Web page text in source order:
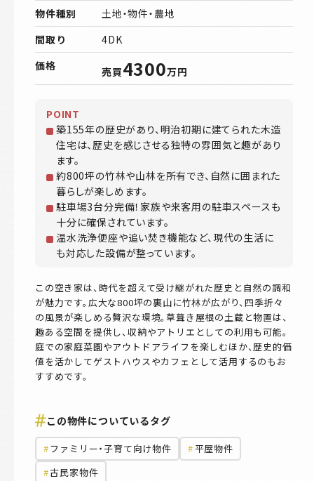
物件種別
土地・物件・農地
間取り
4DK
価格
売買4300万円
POINT
築155年の歴史があり、明治初期に建てられた木造
住宅は、歴史を感じさせる独特の雰囲気と趣があり
ます。
約800坪の竹林や山林を所有でき、自然に囲まれた
暮らしが楽しめます。
駐車場3台分完備！家族や来客用の駐車スペースも
十分に確保されています。
温水洗浄便座や追い焚き機能など、現代の生活に
も対応した設備が整っています。
この空き家は、時代を超えて受け継がれた歴史と自然の調和
が魅力です。広大な800坪の裏山に竹林が広がり、四季折々
の風景が楽しめる贅沢な環境。草葺き屋根の土蔵と物置は、
趣ある空間を提供し、収納やアトリエとしての利用も可能。
庭での家庭菜園やアウトドアライフを楽しむほか、歴史的価
値を活かしてゲストハウスやカフェとして活用するのもお
すすめです。
この物件についているタグ
ファミリー・子育て向け物件
平屋物件
古民家物件